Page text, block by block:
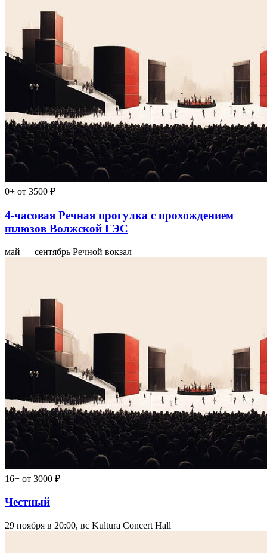
0+ от 3500 ₽
4-часовая Речная прогулка с прохождением
шлюзов Волжской ГЭС
май — сентябрь Речной вокзал
16+ от 3000 ₽
Честный
29 ноября в 20:00, вс Kultura Concert Hall